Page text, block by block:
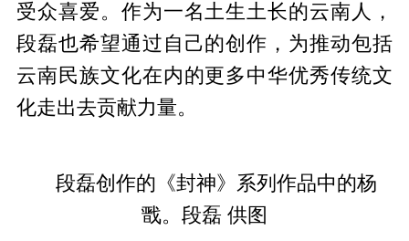
受众喜爱。作为一名土生土长的云南人，
段磊也希望通过自己的创作，为推动包括
云南民族文化在内的更多中华优秀传统文
化走出去贡献力量。
段磊创作的《封神》系列作品中的杨
戬。段磊 供图